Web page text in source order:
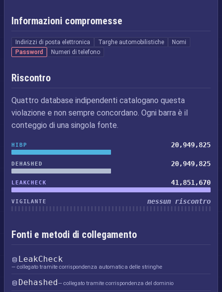
Informazioni compromesse
Indirizzi di posta elettronica Targhe automobilistiche
Nomi
Password
Numeri di telefono
Riscontro
Quattro database indipendenti catalogano questa
violazione e non sempre concordano. Ogni barra è il
conteggio di una singola fonte.
HIBP 20,949,825
DEHASHED 20,949,825
LEAKCHECK 41,851,670
VIGILANTE nessun riscontro
Fonti e metodi di collegamento
LeakCheck
— collegato tramite corrispondenza automatica delle stringhe
Dehashed— collegato tramite corrispondenza del dominio